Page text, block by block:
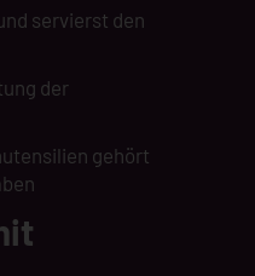
servierst den
der
gehört